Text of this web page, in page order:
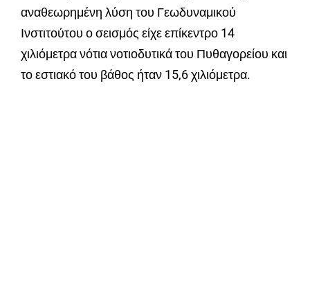
αναθεωρημένη λύση του Γεωδυναμικού
Ινστιτούτου ο σεισμός είχε επίκεντρο 14
χιλιόμετρα νότια νοτιοδυτικά του Πυθαγορείου και
το εστιακό του βάθος ήταν 15,6 χιλιόμετρα.